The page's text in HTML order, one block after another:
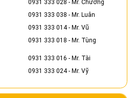
0931 333 028 - Mr. Chương
0931 333 038 - Mr. Luân
0931 333 014- Mr. Vũ
0931 333 018 - Mr. Tùng
0931 333 016 - Mr. Tài
0931 333 024- Mr. Vỹ